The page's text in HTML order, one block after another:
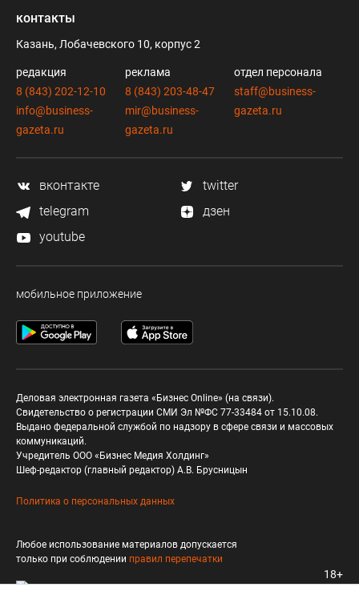
контакты
Казань, Лобачевского 10, корпус 2
редакция
8 (843) 202-12-10
info@business-
gazeta.ru
реклама
8 (843) 203-48-47
mir@business-
gazeta.ru
отдел персонала
staff@business-
gazeta.ru
вконтакте
twitter
telegram
дзен
youtube
мобильное приложение
Деловая электронная газета «Бизнес Online» (на связи).
Свидетельство о регистрации СМИ Эл №ФС 77-33484 от 15.10.08.
Выдано федеральной службой по надзору в сфере связи и массовых
коммуникаций.
Учредитель ООО «Бизнес Медия Холдинг»
Шеф-редактор (главный редактор) А.В. Брусницын
Политика о персональных данных
Любое использование материалов допускается
только при соблюдении правил перепечатки
18+